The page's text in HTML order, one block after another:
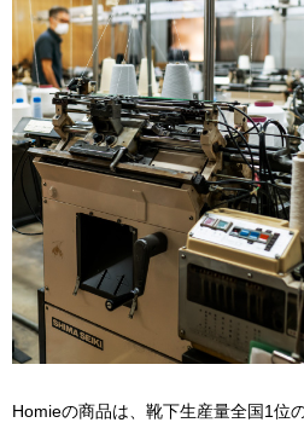
Homieの商品は、靴下生産量全国1位